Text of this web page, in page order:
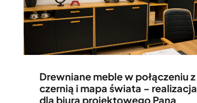
Drewniane meble w połączeniu z
czernią i mapa świata – realizacja
dla biura projektowego Pana